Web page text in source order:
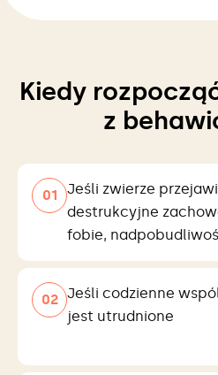
Kiedy
z
01
Jeśli zwierze
destrukcyjne
fobie,
02 Jeśli codzienne
jest utrudnione